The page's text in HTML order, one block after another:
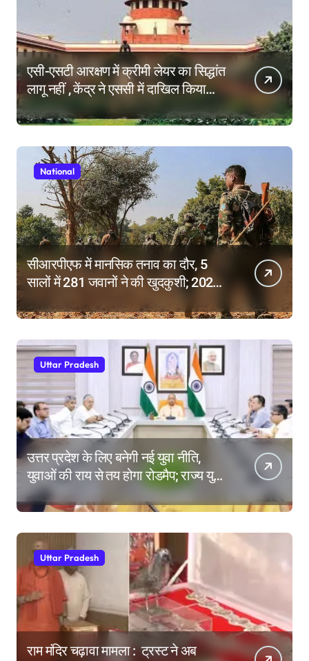
एसी-एसटी आरक्षण में क्रीमी लेयर का सिद्धांत
लागू नहीं , केंद्र ने एससी में दाखिल किया
हलफनामा; याचिकाएं खारिज करने की मांग
National
सीआरपीएफ में मानसिक तनाव का दौर, 5
सालों में 281 जवानों ने की खुदकुशी; 2025
Uttar Pradesh
उत्तर प्रदेश के लिए बनेगी नई युवा नीति,
युवाओं की राय से तय होगा रोडमैप; राज्य युवा
आयोग के गठन पर भी मंथन
Uttar Pradesh
राम मंदिर चढ़ावा मामला : ट्रस्ट ने अब